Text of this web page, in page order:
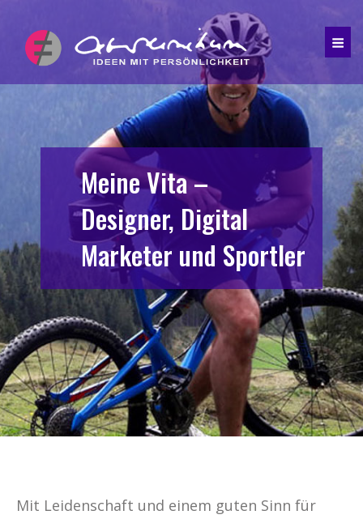
Meine Vita –
Designer, Digital
Marketer und Sportler
Mit Leidenschaft und einem guten Sinn für